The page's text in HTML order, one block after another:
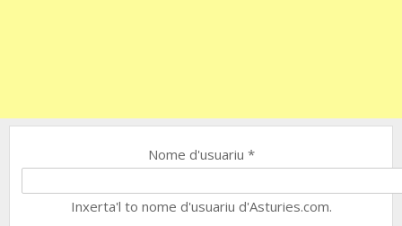
Nome d'usuariu *
Inxerta'l to nome d'usuariu d'Asturies.com.